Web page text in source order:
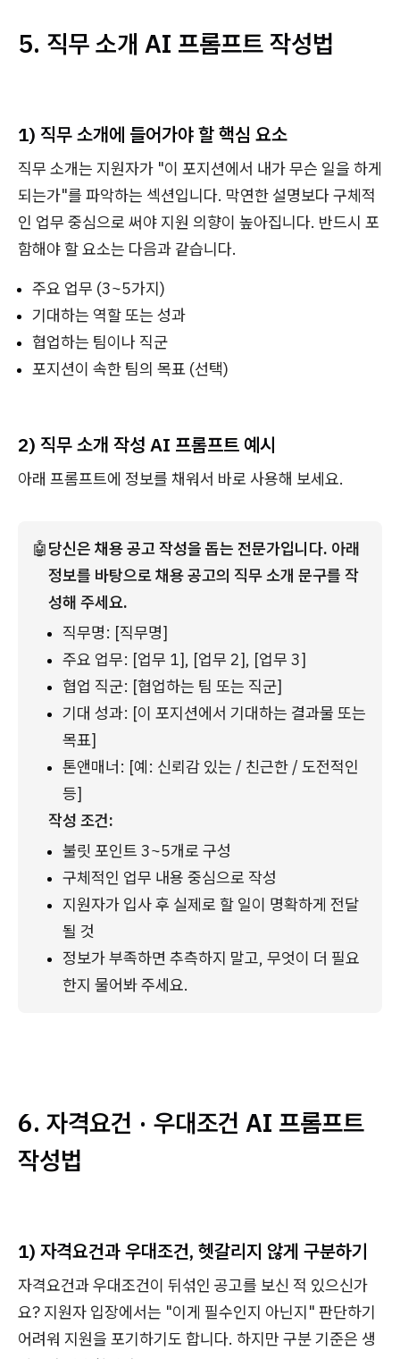
5. 직무 소개 AI 프롬프트 작성법
1) 직무 소개에 들어가야 할 핵심 요소
직무 소개는 지원자가 "이 포지션에서 내가 무슨 일을 하게
되는가"를 파악하는 섹션입니다. 막연한 설명보다 구체적
인 업무 중심으로 써야 지원 의향이 높아집니다. 반드시 포
함해야 할 요소는 다음과 같습니다.
주요 업무 (3~5가지)
기대하는 역할 또는 성과
협업하는 팀이나 직군
포지션이 속한 팀의 목표 (선택)
2) 직무 소개 작성 AI 프롬프트 예시
아래 프롬프트에 정보를 채워서 바로 사용해 보세요.
🤖당신은 채용 공고 작성을 돕는 전문가입니다. 아래
정보를 바탕으로 채용 공고의 직무 소개 문구를 작
성해 주세요.
직무명: [직무명]
주요 업무: [업무 1], [업무 2], [업무 3]
협업 직군: [협업하는 팀 또는 직군]
기대 성과: [이 포지션에서 기대하는 결과물 또는
목표]
톤앤매너: [예: 신뢰감 있는 / 친근한 / 도전적인
등]
작성 조건:
불릿 포인트 3~5개로 구성
구체적인 업무 내용 중심으로 작성
지원자가 입사 후 실제로 할 일이 명확하게 전달
될 것
정보가 부족하면 추측하지 말고, 무엇이 더 필요
한지 물어봐 주세요.
6. 자격요건 · 우대조건 AI 프롬프트
작성법
1) 자격요건과 우대조건, 헷갈리지 않게 구분하기
자격요건과 우대조건이 뒤섞인 공고를 보신 적 있으신가
요? 지원자 입장에서는 "이게 필수인지 아닌지" 판단하기
어려워 지원을 포기하기도 합니다. 하지만 구분 기준은 생